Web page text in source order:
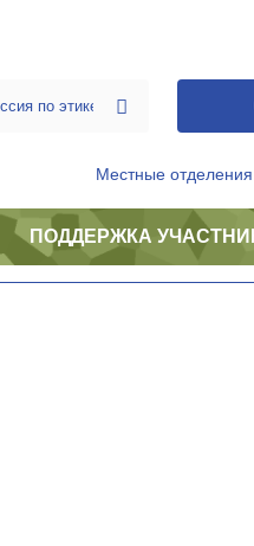
Местные отделения
ПОДДЕРЖКА